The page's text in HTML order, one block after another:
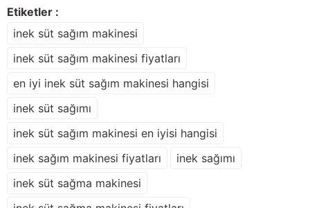
Ürün resmi kalitesiz, bozuk veya görüntülenemiyor.
Ürün fiyatı diğer sitelerden daha pahalı.
Bu ürüne benzer farklı alternatifler olmalı.
Deneyimini Paylaş
Etiketler :
inek süt sağım makinesi
inek süt sağım makinesi fiyatları
en iyi inek süt sağım makinesi hangisi
inek süt sağımı
inek süt sağım makinesi en iyisi hangisi
inek sağım makinesi fiyatları
inek sağımı
inek süt sağma makinesi